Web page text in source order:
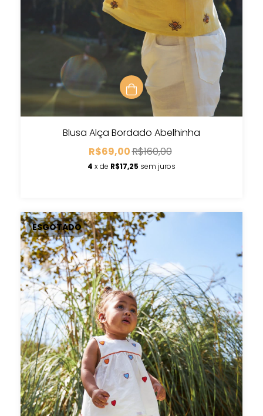
Blusa Alça Bordado Abelhinha
R$69,00R$160,00
4 x de R$17,25 sem juros
ESGOTADO